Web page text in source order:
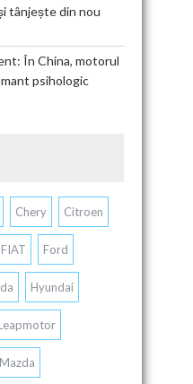
tânjește din nou
În China, motorul
psihologic
Chery Citroen
FIAT Ford
Hyundai
Mazda